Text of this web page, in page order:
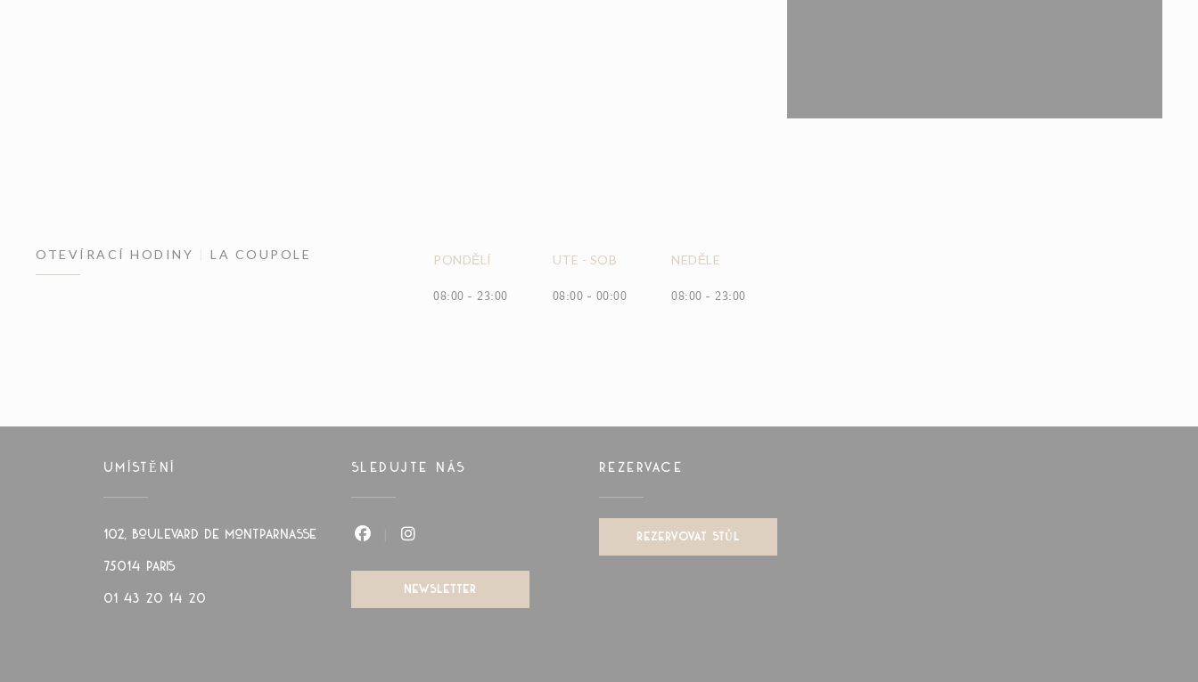
OTEVÍRACÍ HODINY LA COUPOLE PONDĚLÍ
08:00 - 23:00
UTE - SOB
08:00 - 00:00
NEDĚLE
08:00 - 23:00
UMÍSTĚNÍ
102, boulevard de Montparnasse
75014 PARIS((otevře se v novém okně))
01 43 20 14 20
SLEDUJTE NÁS
NEWSLETTER
REZERVACE
REZERVOVAT STŮL